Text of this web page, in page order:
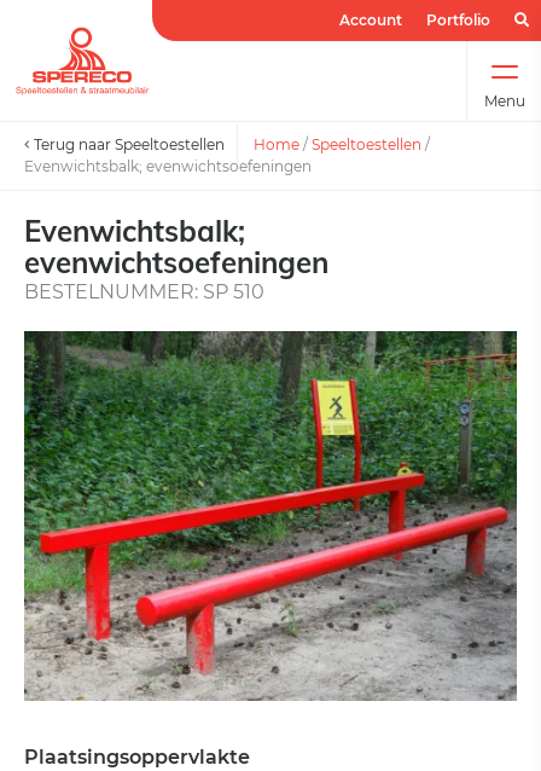
Account Portfolio
Menu
Terug naar Speeltoestellen Home / Speeltoestellen /
Evenwichtsbalk; evenwichtsoefeningen
Evenwichtsbalk;
evenwichtsoefeningen
BESTELNUMMER: SP 510
Plaatsingsoppervlakte